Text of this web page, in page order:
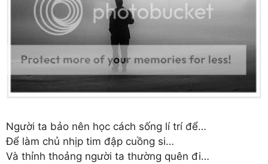
Người ta bảo nên học cách sống lí trí để…
Để làm chủ nhịp tim đập cuồng si…
Và thỉnh thoảng người ta thường quên đi…